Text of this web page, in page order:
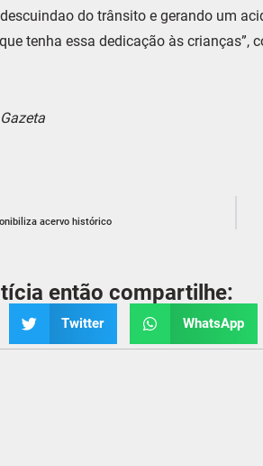
do trânsito e gerando um
tenha essa dedicação às crianças”,
acervo histórico
então compartilhe:
Twitter WhatsApp